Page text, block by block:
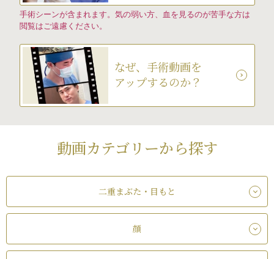
手術シーンが含まれます。気の弱い方、血を見るのが苦手な方は
閲覧はご遠慮ください。
なぜ、手術動画を
アップするのか？
動画カテゴリーから探す
二重まぶた・目もと
顔